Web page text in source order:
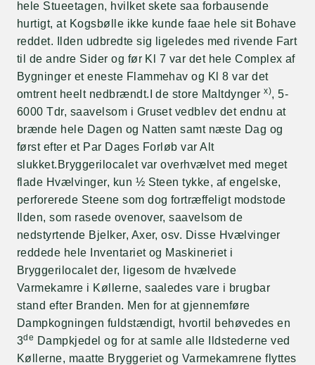
hele Stueetagen, hvilket skete saa forbausende
hurtigt, at Kogsbølle ikke kunde faae hele sit Bohave
reddet. Ilden udbredte sig ligeledes med rivende Fart
til de andre Sider og før Kl 7 var det hele Complex af
Bygninger et eneste Flammehav og Kl 8 var det
omtrent heelt nedbrændt.I de store Maltdyngerx), 5-
6000 Tdr, saavelsom i Gruset vedblev det endnu at
brænde hele Dagen og Natten samt næste Dag og
først efter et Par Dages Forløb var Alt
slukket.Bryggerilocalet var overhvælvet med meget
flade Hvælvinger, kun ½ Steen tykke, af engelske,
perforerede Steene som dog fortræffeligt modstode
Ilden, som rasede ovenover, saavelsom de
nedstyrtende Bjelker, Axer, osv. Disse Hvælvinger
reddede hele Inventariet og Maskineriet i
Bryggerilocalet der, ligesom de hvælvede
Varmekamre i Køllerne, saaledes vare i brugbar
stand efter Branden. Men for at gjennemføre
Dampkogningen fuldstændigt, hvortil behøvedes en
3de Dampkjedel og for at samle alle Ildstederne ved
Køllerne, maatte Bryggeriet og Varmekamrene flyttes